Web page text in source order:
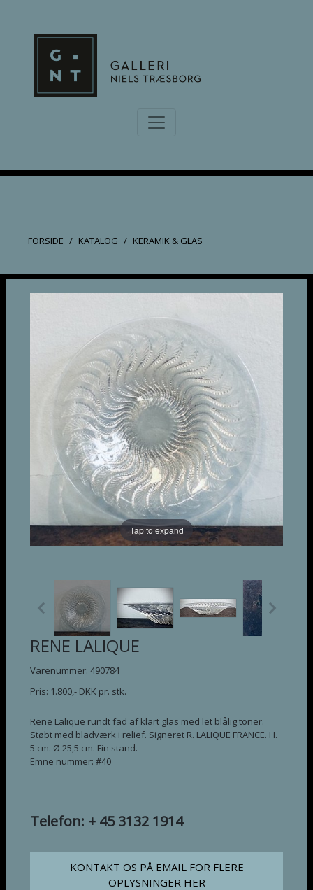
FORSIDE KATALOG KERAMIK & GLAS
Tap to expand
RENE LALIQUE
Varenummer: 490784
Pris: 1.800,- DKK pr. stk.
Rene Lalique rundt fad af klart glas med let blålig toner.
Støbt med bladværk i relief. Signeret R. LALIQUE FRANCE. H.
5 cm. Ø 25,5 cm. Fin stand.
Emne nummer: #40
Telefon: + 45 3132 1914
KONTAKT OS PÅ EMAIL FOR FLERE
OPLYSNINGER HER